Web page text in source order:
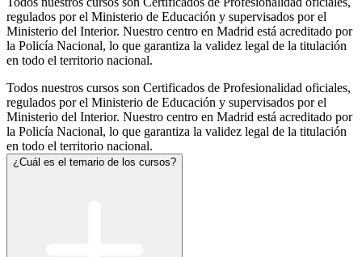
regulados por el Ministerio de Educación y supervisados por el
Ministerio del Interior. Nuestro centro en Madrid está acreditado por
la Policía Nacional, lo que garantiza la validez legal de la titulación
en todo el territorio nacional.
Todos nuestros cursos son Certificados de Profesionalidad oficiales,
regulados por el Ministerio de Educación y supervisados por el
Ministerio del Interior. Nuestro centro en Madrid está acreditado por
la Policía Nacional, lo que garantiza la validez legal de la titulación
en todo el territorio nacional.
¿Cuál es el temario de los cursos?